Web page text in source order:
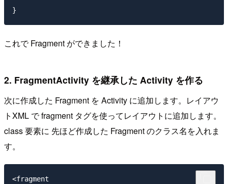
これで Fragment ができました！
2. FragmentActivity を継承した Activity を作る
次に作成した Fragment を Activity に追加します。レイアウ
トXML で fragment タグを使ってレイアウトに追加します。
class 要素に 先ほど作成した Fragment のクラス名を入れま
す。
<fragment